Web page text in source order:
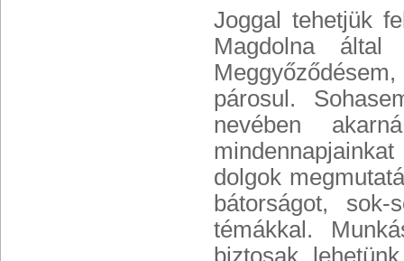
Joggal tehetjük
Magdolna által
párosul.
nevében
dolgok
bátorságot,
témákkal.
biztosak